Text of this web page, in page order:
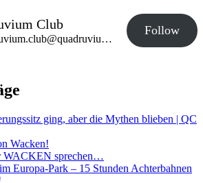
Club
@quadruvium.club@quadruvium.club
Follow
ging, aber die Mythen blieben | QC
Wacken!
WACKEN sprechen…
Europa-Park – 15 Stunden Achterbahnen